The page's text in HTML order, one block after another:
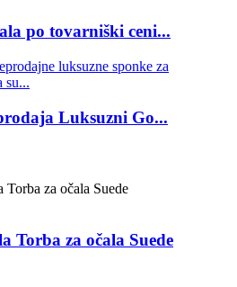
po tovarniški ceni...
Luksuzni Go...
Torba za očala Suede